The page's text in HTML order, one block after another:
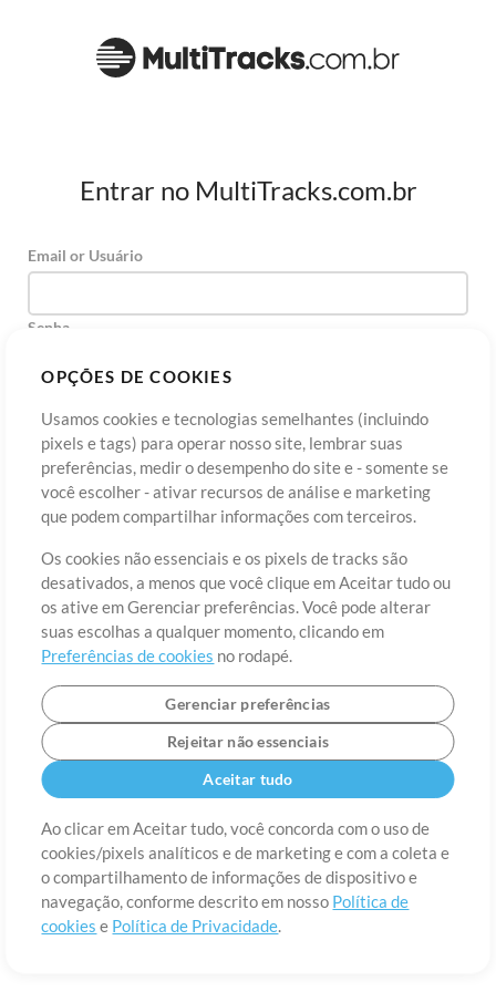
OPÇÕES DE COOKIES
Usamos cookies e tecnologias semelhantes (incluindo
pixels e tags) para operar nosso site, lembrar suas
preferências, medir o desempenho do site e - somente se
você escolher - ativar recursos de análise e marketing
que podem compartilhar informações com terceiros.
Os cookies não essenciais e os pixels de tracks são
desativados, a menos que você clique em Aceitar tudo ou
os ative em Gerenciar preferências. Você pode alterar
suas escolhas a qualquer momento, clicando em
Preferências de cookies no rodapé.
Gerenciar preferências
Rejeitar não essenciais
Aceitar tudo
Ao clicar em Aceitar tudo, você concorda com o uso de
cookies/pixels analíticos e de marketing e com a coleta e
o compartilhamento de informações de dispositivo e
navegação, conforme descrito em nosso Política de
cookies e Política de Privacidade.
Entrar no MultiTracks.com.br
Email or Usuário
Senha
Cadastre-seEsqueceu sua senha?
Termos de Uso Política de Privacidade
Preferências de
Contato
©2006-2026 por MultiTracks LLC. Todos os Direitos Reservados.